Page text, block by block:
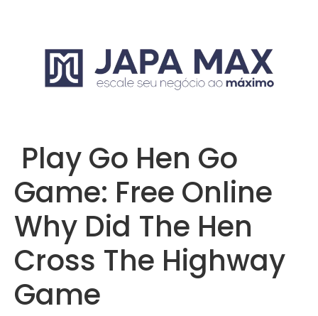
️ Play Go Hen Go
Game: Free Online
Why Did The Hen
Cross The Highway
Game